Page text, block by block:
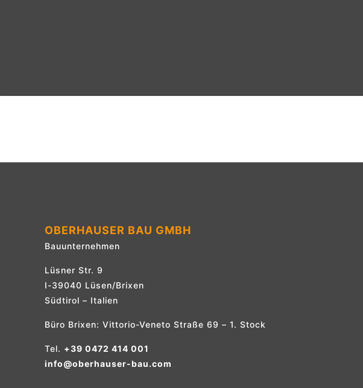
OBERHAUSER BAU GMBH
Bauunternehmen
Lüsner Str. 9
I-39040 Lüsen/Brixen
Südtirol – Italien
Büro Brixen: Vittorio-Veneto Straße 69 – 1. Stock
Tel. +39 0472 414 001
info@oberhauser-bau.com